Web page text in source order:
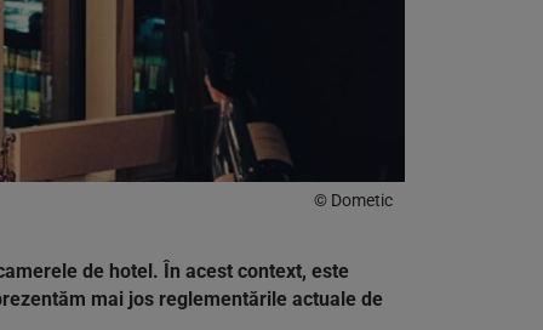
© Dometic
de hotel. În acest context, este
mai jos reglementările actuale de